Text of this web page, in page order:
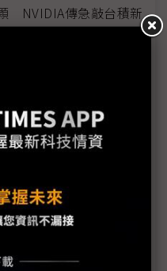
NVIDIA傳急敲台積新
議延燒 美國商會提起